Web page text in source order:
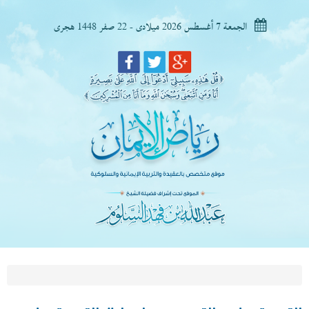
الجمعة 7 أغسطس 2026 ميلادى - 22 صفر 1448 هجرى